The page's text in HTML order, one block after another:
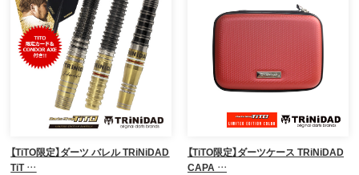
【TiTO限定】ダーツ バレル TRiNiDAD
TiT …
【TiTO限定】ダーツケース TRiNiDAD
CAPA …